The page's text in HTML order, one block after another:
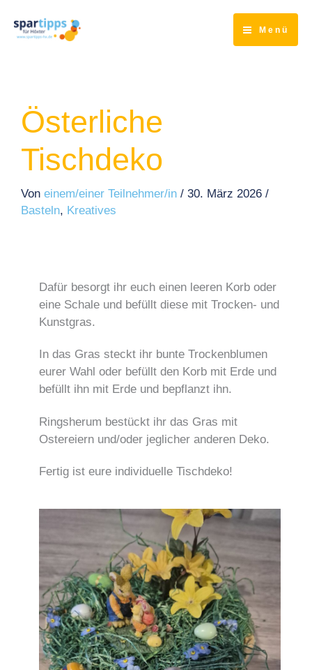
Inhalt
springen
Menü
Österliche
Tischdeko
Von einem/einer Teilnehmer/in / 30. März 2026 /
Basteln, Kreatives
Dafür besorgt ihr euch einen leeren Korb oder
eine Schale und befüllt diese mit Trocken- und
Kunstgras.
In das Gras steckt ihr bunte Trockenblumen
eurer Wahl oder befüllt den Korb mit Erde und
befüllt ihn mit Erde und bepflanzt ihn.
Ringsherum bestückt ihr das Gras mit
Ostereiern und/oder jeglicher anderen Deko.
Fertig ist eure individuelle Tischdeko!